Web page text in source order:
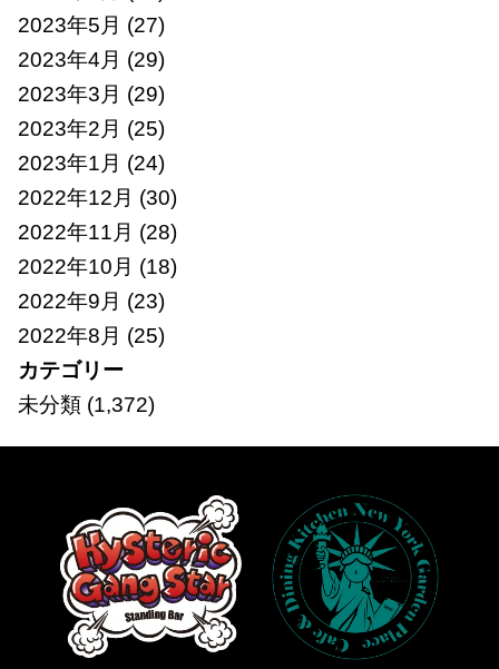
2023年5月 (27)
2023年4月 (29)
2023年3月 (29)
2023年2月 (25)
2023年1月 (24)
2022年12月 (30)
2022年11月 (28)
2022年10月 (18)
2022年9月 (23)
2022年8月 (25)
カテゴリー
未分類(1,372)